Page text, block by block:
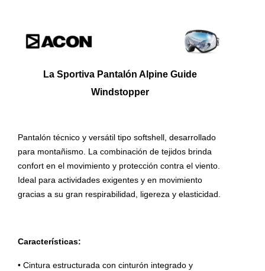
La Sportiva Pantalón Alpine Guide
Windstopper
Pantalón técnico y versátil tipo softshell, desarrollado
para montañismo. La combinación de tejidos brinda
confort en el movimiento y protección contra el viento.
Ideal para actividades exigentes y en movimiento
gracias a su gran respirabilidad, ligereza y elasticidad.
Características:
• Cintura estructurada con cinturón integrado y